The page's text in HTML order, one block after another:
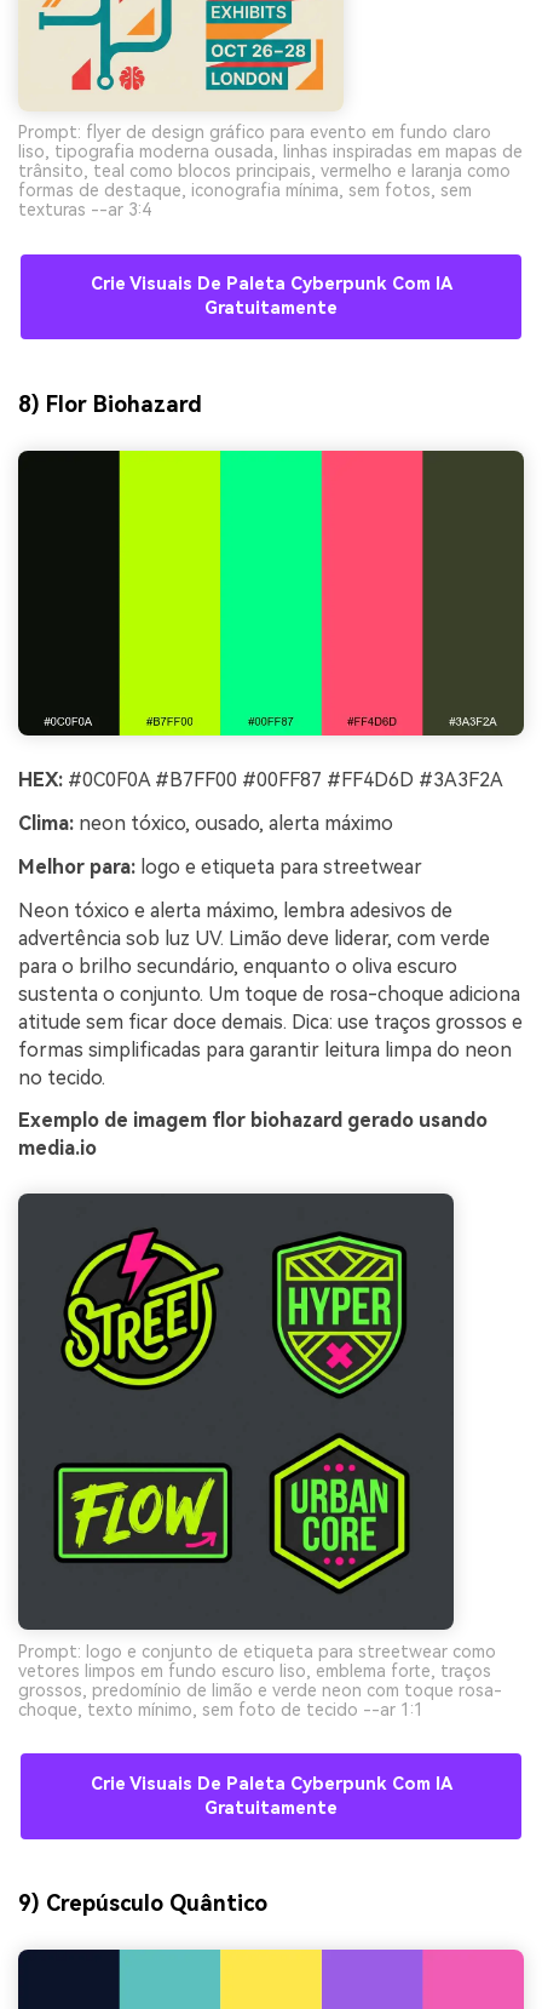
Prompt: flyer de design gráfico para evento em fundo claro
liso, tipografia moderna ousada, linhas inspiradas em mapas de
trânsito, teal como blocos principais, vermelho e laranja como
formas de destaque, iconografia mínima, sem fotos, sem
texturas --ar 3:4
Crie Visuais De Paleta Cyberpunk Com IA
Gratuitamente
8) Flor Biohazard
HEX: #0C0F0A #B7FF00 #00FF87 #FF4D6D #3A3F2A
Clima: neon tóxico, ousado, alerta máximo
Melhor para: logo e etiqueta para streetwear
Neon tóxico e alerta máximo, lembra adesivos de
advertência sob luz UV. Limão deve liderar, com verde
para o brilho secundário, enquanto o oliva escuro
sustenta o conjunto. Um toque de rosa-choque adiciona
atitude sem ficar doce demais. Dica: use traços grossos e
formas simplificadas para garantir leitura limpa do neon
no tecido.
Exemplo de imagem flor biohazard gerado usando
media.io
Prompt: logo e conjunto de etiqueta para streetwear como
vetores limpos em fundo escuro liso, emblema forte, traços
grossos, predomínio de limão e verde neon com toque rosa-
choque, texto mínimo, sem foto de tecido --ar 1:1
Crie Visuais De Paleta Cyberpunk Com IA
Gratuitamente
9) Crepúsculo Quântico